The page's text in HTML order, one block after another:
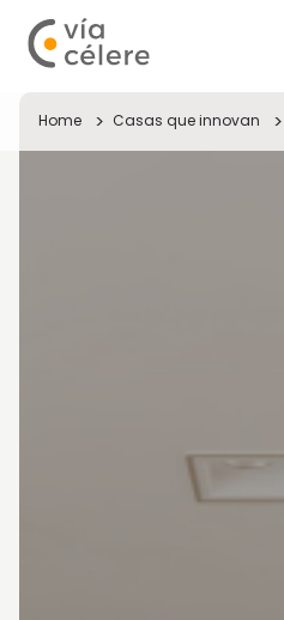
Home Casas que innovan